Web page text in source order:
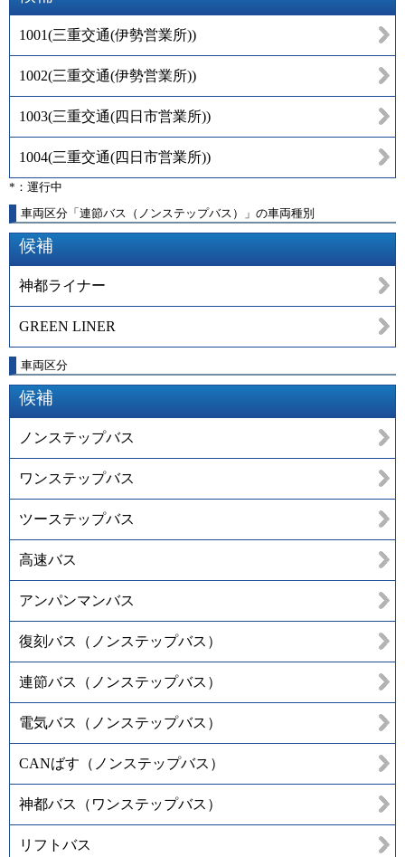
1001(三重交通(伊勢営業所))
1002(三重交通(伊勢営業所))
1003(三重交通(四日市営業所))
1004(三重交通(四日市営業所))
*：運行中
車両区分「連節バス（ノンステップバス）」の車両種別
候補
神都ライナー
GREEN LINER
車両区分
候補
ノンステップバス
ワンステップバス
ツーステップバス
高速バス
アンパンマンバス
復刻バス（ノンステップバス）
連節バス（ノンステップバス）
電気バス（ノンステップバス）
CANばす（ノンステップバス）
神都バス（ワンステップバス）
リフトバス